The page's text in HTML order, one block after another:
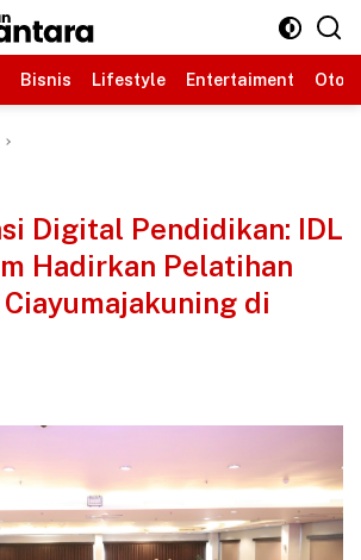
Bisnis Lifestyle Entertaiment
Digital Pendidikan: IDL
Hadirkan Pelatihan
di